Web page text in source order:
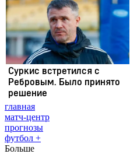
главная
матч-центр
прогнозы
футбол +
Больше